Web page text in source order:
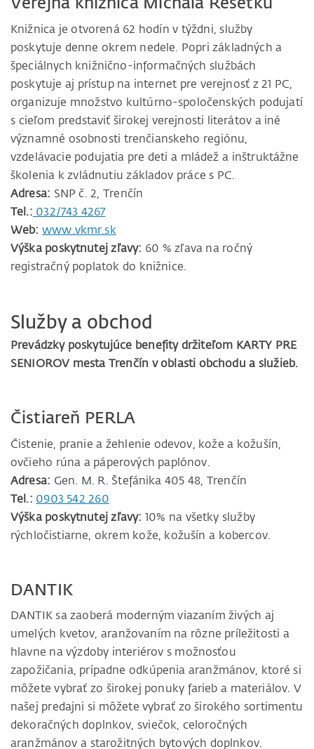
Knižnica je otvorená 62 hodín v týždni, služby
poskytuje denne okrem nedele. Popri základných a
špeciálnych knižnično-informačných službách
poskytuje aj prístup na internet pre verejnosť z 21 PC,
organizuje množstvo kultúrno-spoločenských podujatí
s cieľom predstaviť širokej verejnosti literátov a iné
významné osobnosti trenčianskeho regiónu,
vzdelávacie podujatia pre deti a mládež a inštruktážne
školenia k zvládnutiu základov práce s PC.
Adresa: SNP č. 2, Trenčín
Tel.: 032/743 4267
Web: www.vkmr.sk
Výška poskytnutej zľavy: 60 % zľava na ročný
registračný poplatok do knižnice.
Služby a obchod
Prevádzky poskytujúce benefity držiteľom KARTY PRE
SENIOROV mesta Trenčín v oblasti obchodu a služieb.
Čistiareň PERLA
Čistenie, pranie a žehlenie odevov, kože a kožušín,
ovčieho rúna a páperových paplónov.
Adresa: Gen. M. R. Štefánika 405 48, Trenčín
Tel.: 0903 542 260
Výška poskytnutej zľavy: 10% na všetky služby
rýchločistiarne, okrem kože, kožušín a kobercov.
DANTIK
DANTIK sa zaoberá moderným viazaním živých aj
umelých kvetov, aranžovaním na rôzne príležitosti a
hlavne na výzdoby interiérov s možnosťou
zapožičania, prípadne odkúpenia aranžmánov, ktoré si
môžete vybrať zo širokej ponuky farieb a materiálov. V
našej predajni si môžete vybrať zo širokého sortimentu
dekoračných doplnkov, sviečok, celoročných
aranžmánov a starožitných bytových doplnkov.